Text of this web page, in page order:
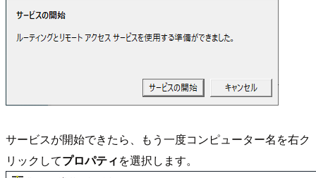
サービスが開始できたら、もう一度コンピューター名を右ク
リックしてプロパティを選択します。